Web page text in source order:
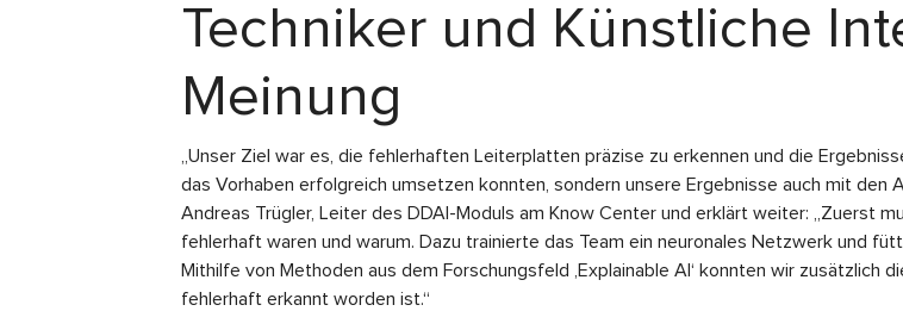
Techniker und Künstliche
Meinung
„Unser Ziel war es, die fehlerhaften Leiterplatten präzise zu erkennen und die
das Vorhaben erfolgreich umsetzen konnten, sondern unsere Ergebnisse auch mit den
Andreas Trügler, Leiter des DDAI-Moduls am Know Center und erklärt weiter: „Zuerst
fehlerhaft waren und warum. Dazu trainierte das Team ein neuronales Netzwerk und
Mithilfe von Methoden aus dem Forschungsfeld ‚Explainable AI‘ konnten wir zusätzlich
fehlerhaft erkannt worden ist.“